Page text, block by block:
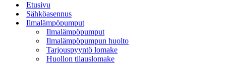
Etusivu
Sähköasennus
Ilmalämpöpumput
Ilmalämpöpumput
Ilmalämpöpumpun huolto
Tarjouspyyntö lomake
Huollon tilauslomake